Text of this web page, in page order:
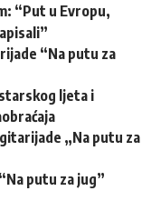
“Put u Evropu,
“Na putu za
ljeta i
„Na putu za
putu za jug”